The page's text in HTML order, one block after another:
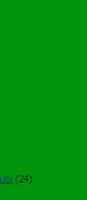
(24)